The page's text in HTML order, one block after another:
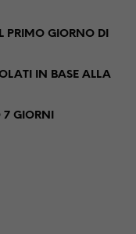
PRIMO GIORNO DI
IN BASE ALLA
7 GIORNI